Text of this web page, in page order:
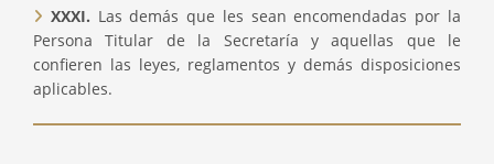
XXXI. Las demás que les sean encomendadas por la
Persona Titular de la Secretaría y aquellas que le
confieren las leyes, reglamentos y demás disposiciones
aplicables.